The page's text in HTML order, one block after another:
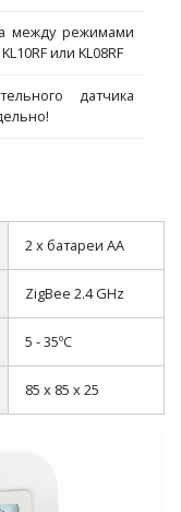
между режимами
или KL08RF
датчика
2 х батареи АА
ZigBee 2.4 GHz
5 - 35ºC
85 x 85 x 25